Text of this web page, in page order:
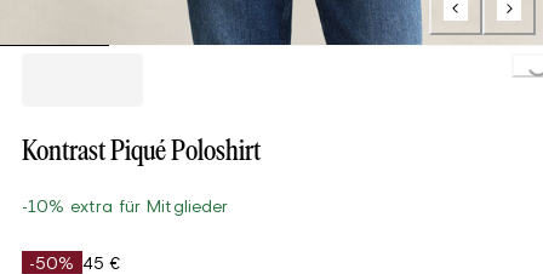
Loading...
Kontrast Piqué Poloshirt
-10% extra für Mitglieder
-50% 45 €